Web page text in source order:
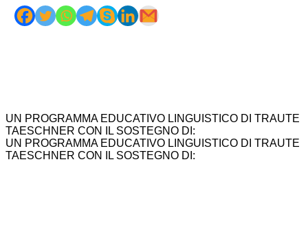
UN PROGRAMMA EDUCATIVO LINGUISTICO DI TRAUTE
TAESCHNER CON IL SOSTEGNO DI:
UN PROGRAMMA EDUCATIVO LINGUISTICO DI TRAUTE
TAESCHNER CON IL SOSTEGNO DI: